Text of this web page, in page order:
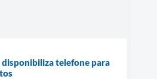
telefone para